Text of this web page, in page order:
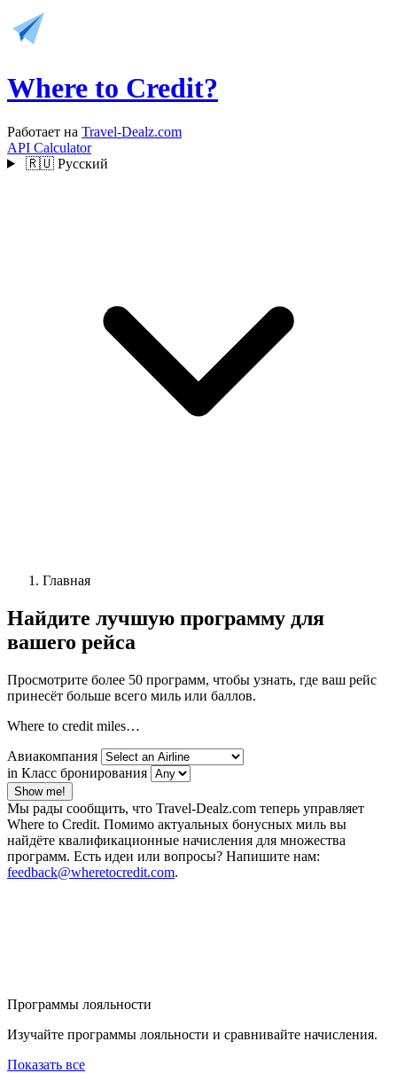
Where to Credit?
Работает на Travel-Dealz.com
API Calculator
🇷🇺 Русский
Главная
Найдите лучшую программу для
вашего рейса
Просмотрите более 50 программ, чтобы узнать, где ваш рейс
принесёт больше всего миль или баллов.
Where to credit miles…
Авиакомпания
in Класс бронирования
Show me!
Мы рады сообщить, что Travel-Dealz.com теперь управляет
Where to Credit. Помимо актуальных бонусных миль вы
найдёте квалификационные начисления для множества
программ. Есть идеи или вопросы? Напишите нам:
feedback@wheretocredit.com.
Программы лояльности
Изучайте программы лояльности и сравнивайте начисления.
Показать все